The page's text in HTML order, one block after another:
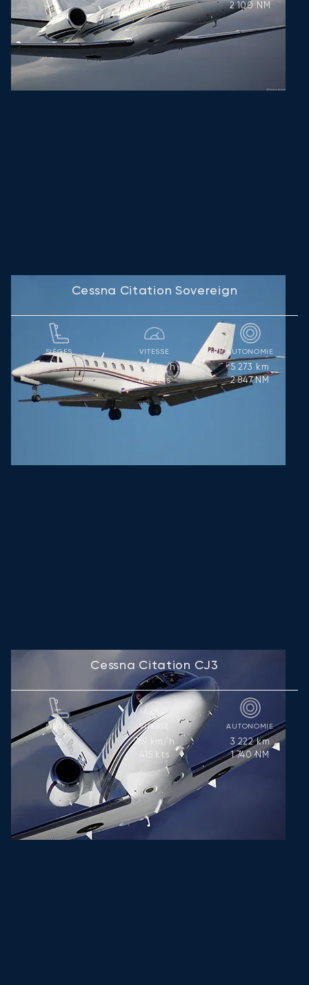
431kts 2 100NM
Cessna Citation Sovereign
SIÈGES
9
VITESSE
824km/h
445kts
AUTONOMIE
5 273 km
2 847NM
Cessna Citation CJ3
SIÈGES
7
VITESSE
769
km/h
415 kts
AUTONOMIE
3 222km
1 740 NM